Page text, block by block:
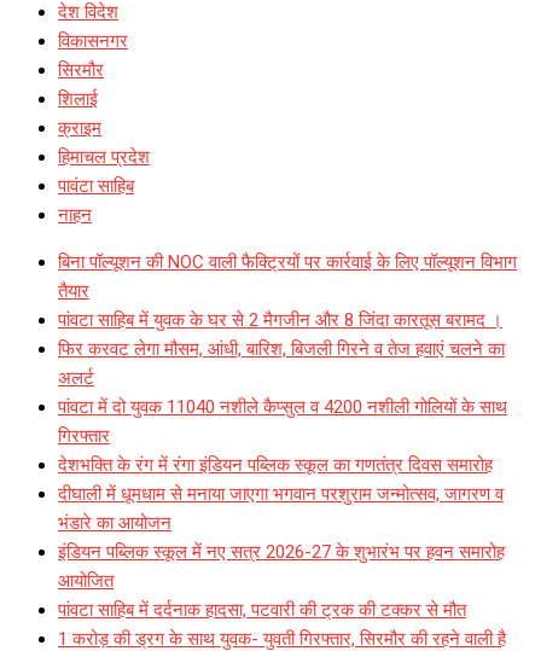
देश विदेश
विकासनगर
सिरमौर
शिलाई
क्राइम
हिमाचल प्रदेश
पावंटा साहिब
नाहन
बिना पॉल्यूशन की NOC वाली फैक्ट्रियों पर कार्रवाई के लिए पॉल्यूशन विभाग
तैयार
पांवटा साहिब में युवक के घर से 2 मैगजीन और 8 जिंदा कारतूस बरामद ।
फिर करवट लेगा मौसम, आंधी, बारिश, बिजली गिरने व तेज हवाएं चलने का
अलर्ट
पांवटा में दो युवक 11040 नशीले कैप्सुल व 4200 नशीली गोलियों के साथ
गिरफ्तार
देशभक्ति के रंग में रंगा इंडियन पब्लिक स्कूल का गणतंत्र दिवस समारोह
दीघाली में धूमधाम से मनाया जाएगा भगवान परशुराम जन्मोत्सव, जागरण व
भंडारे का आयोजन
इंडियन पब्लिक स्कूल में नए सत्र 2026-27 के शुभारंभ पर हवन समारोह
आयोजित
पांवटा साहिब में दर्दनाक हादसा, पटवारी की ट्रक की टक्कर से मौत
1 करोड़ की ड्रग के साथ युवक- युवती गिरफ्तार, सिरमौर की रहने वाली है